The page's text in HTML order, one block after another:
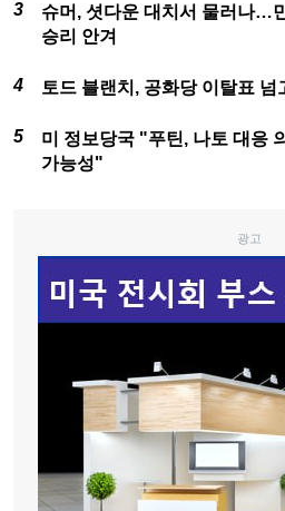
슈머, 셧다운 대치서 물러나…
승리 안겨
토드 블랜치, 공화당 이탈표
미 정보당국 "푸틴, 나토 대응
가능성"